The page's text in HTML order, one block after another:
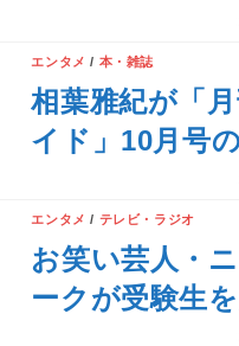
表が見やすさ
デジタルTVガ
月号、本日発売
エンタメ / 本・雑誌
相葉雅紀が「
イド」10月号
登場！ 緑豊か
で笑顔あふれる
トをお届け！
エンタメ / テレビ・ラジオ
お笑い芸人・
ークが受験生を
『ヤクルト